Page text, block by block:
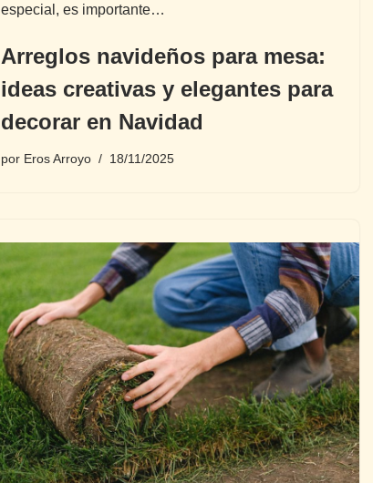
especial, es importante…
Arreglos navideños para mesa:
ideas creativas y elegantes para
decorar en Navidad
por Eros Arroyo 18/11/2025